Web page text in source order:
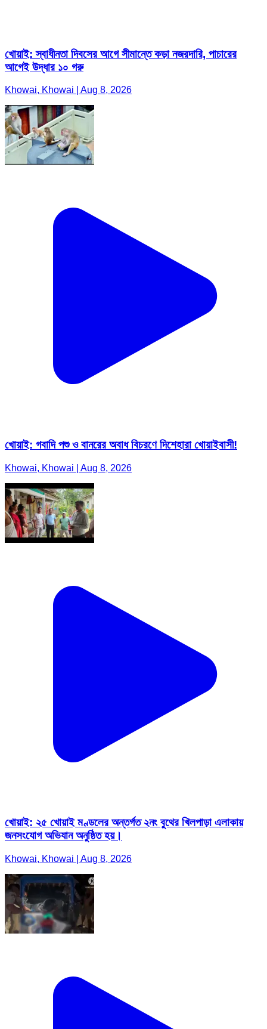
খোয়াই: স্বাধীনতা দিবসের আগে সীমান্তে কড়া নজরদারি, পাচারের
আগেই উদ্ধার ১০ গরু
Khowai, Khowai | Aug 8, 2026
খোয়াই: গবাদি পশু ও বানরের অবাধ বিচরণে দিশেহারা খোয়াইবাসী!
Khowai, Khowai | Aug 8, 2026
খোয়াই: ২৫ খোয়াই মণ্ডলের অন্তর্গত ২নং বুথের খিলপাড়া এলাকায়
জনসংযোগ অভিযান অনুষ্ঠিত হয়।
Khowai, Khowai | Aug 8, 2026